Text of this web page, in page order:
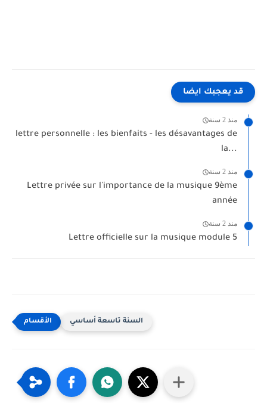
قد يعجبك ايضا
منذ 2 سنة
lettre personnelle : les bienfaits - les désavantages de
la...
منذ 2 سنة
Lettre privée sur l'importance de la musique 9ème
année
منذ 2 سنة
Lettre officielle sur la musique module 5
السنة تاسعة أساسي